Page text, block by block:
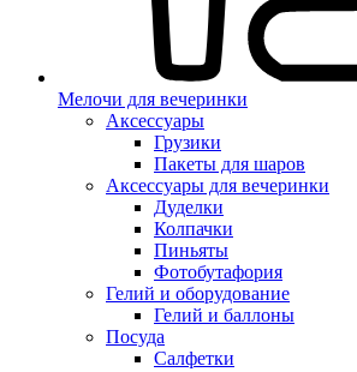
Мелочи для вечеринки
Аксессуары
Грузики
Пакеты для шаров
Аксессуары для вечеринки
Дуделки
Колпачки
Пиньяты
Фотобутафория
Гелий и оборудование
Гелий и баллоны
Посуда
Салфетки